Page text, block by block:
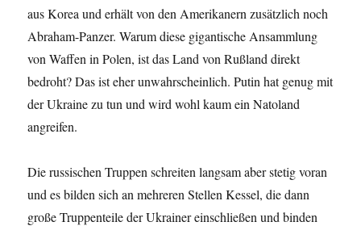
aus Korea und erhält von den Amerikanern zusätzlich noch
Abraham-Panzer. Warum diese gigantische Ansammlung
von Waffen in Polen, ist das Land von Rußland direkt
bedroht? Das ist eher unwahrscheinlich. Putin hat genug mit
der Ukraine zu tun und wird wohl kaum ein Natoland
angreifen.
Die russischen Truppen schreiten langsam aber stetig voran
und es bilden sich an mehreren Stellen Kessel, die dann
große Truppenteile der Ukrainer einschließen und binden